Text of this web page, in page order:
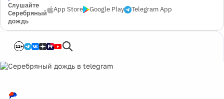
Слушайте
Серебряный
дождь
App Store Google Play Telegram App
12+